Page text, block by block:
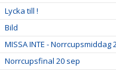
Lycka till !
Bild
MISSA INTE - Norrcupsmiddag
Norrcupsfinal 20 sep